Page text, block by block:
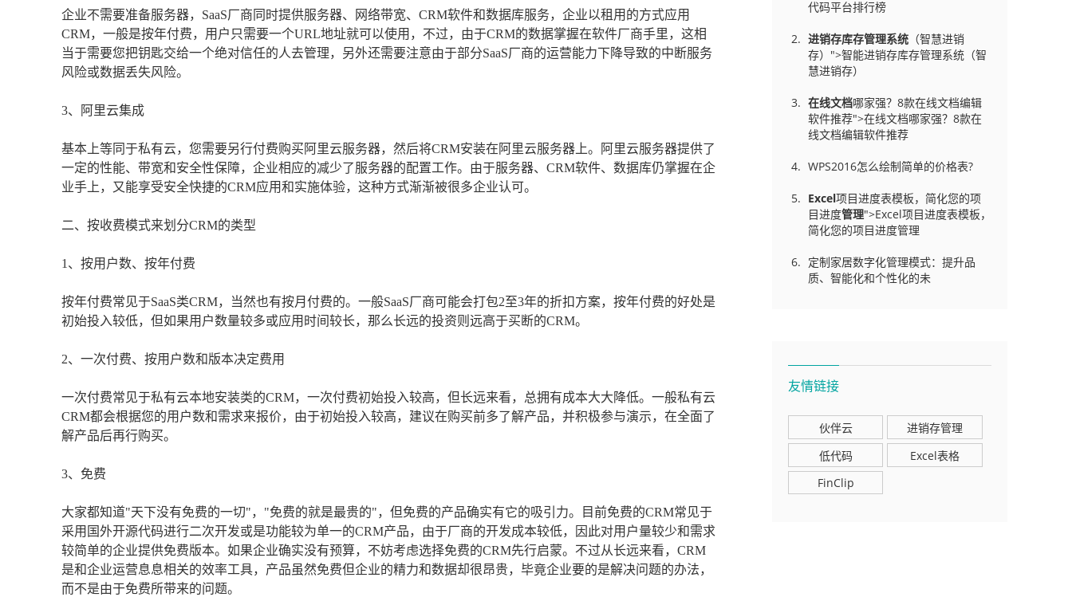
企业不需要准备服务器，SaaS厂商同时提供服务器、网络带宽、CRM软件和数据库服务，企业以租用的方式应用
CRM，一般是按年付费，用户只需要一个URL地址就可以使用，不过，由于CRM的数据掌握在软件厂商手里，这相
当于需要您把钥匙交给一个绝对信任的人去管理，另外还需要注意由于部分SaaS厂商的运营能力下降导致的中断服务
风险或数据丢失风险。
3、阿里云集成
基本上等同于私有云，您需要另行付费购买阿里云服务器，然后将CRM安装在阿里云服务器上。阿里云服务器提供了
一定的性能、带宽和安全性保障，企业相应的减少了服务器的配置工作。由于服务器、CRM软件、数据库仍掌握在企
业手上，又能享受安全快捷的CRM应用和实施体验，这种方式渐渐被很多企业认可。
二、按收费模式来划分CRM的类型
1、按用户数、按年付费
按年付费常见于SaaS类CRM，当然也有按月付费的。一般SaaS厂商可能会打包2至3年的折扣方案，按年付费的好处是
初始投入较低，但如果用户数量较多或应用时间较长，那么长远的投资则远高于买断的CRM。
2、一次付费、按用户数和版本决定费用
一次付费常见于私有云本地安装类的CRM，一次付费初始投入较高，但长远来看，总拥有成本大大降低。一般私有云
CRM都会根据您的用户数和需求来报价，由于初始投入较高，建议在购买前多了解产品，并积极参与演示，在全面了
解产品后再行购买。
3、免费
大家都知道"天下没有免费的一切"，"免费的就是最贵的"，但免费的产品确实有它的吸引力。目前免费的CRM常见于
采用国外开源代码进行二次开发或是功能较为单一的CRM产品，由于厂商的开发成本较低，因此对用户量较少和需求
较简单的企业提供免费版本。如果企业确实没有预算，不妨考虑选择免费的CRM先行启蒙。不过从长远来看，CRM
是和企业运营息息相关的效率工具，产品虽然免费但企业的精力和数据却很昂贵，毕竟企业要的是解决问题的办法，
而不是由于免费所带来的问题。
代码平台排行榜
进销存库存管理系统 （智慧进销
存）">智能进销存库存管理系统（智
慧进销存）
在线文档哪家强？8款在线文档编辑
软件推荐">在线文档哪家强？8款在
线文档编辑软件推荐
WPS2016怎么绘制简单的价格表?
Excel项目进度表模板，简化您的项
目进度管理">Excel项目进度表模板，
简化您的项目进度管理
定制家居数字化管理模式：提升品
质、智能化和个性化的未
友情链接
伙伴云
进销存管理
低代码
Excel表格
FinClip